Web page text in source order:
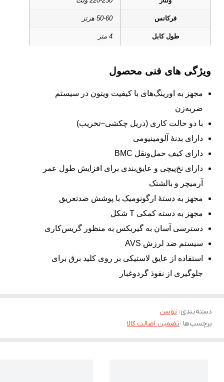
فرکانس 50-60 هرتز
طول کابل 4 متر
ویژگی های فنی محصول
مجهز به اورینگ‌های با کیفیت ویتون در سیستم
ضربه‌زن
با دو حالت کاری (دریل چکشی–تخریب)
دارای بدنۀ آلومینیومی
دارای کیف حمل‌ونقل BMC
دارای نخ‌پیچی و عایق‌بندی برای افزایش طول عمر
آرمیچر و بالشتک
مجهز به دستۀ ارگونومیک با پوشش ضدتعریق
مجهز به دسته کمکی T شکل
دسترسی آسان به گیربکس به منظور گریس‌کاری
سیستم ضد لرزش AVS
استفاده از عایق لاستیکی بر روی کلید برق برای
جلوگیری از نفوذ گردوغبار
دسته‌بندی: توسن
برچسب‌ها :تضمین اصالت کالا